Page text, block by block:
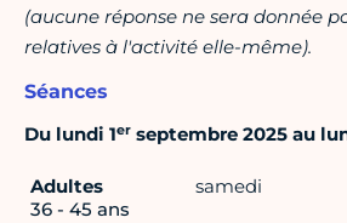
(aucune réponse ne sera donnée
relatives à l'activité elle-même).
Séances
Du lundi 1er septembre 2025 au
Adultes
36 - 45 ans
samedi